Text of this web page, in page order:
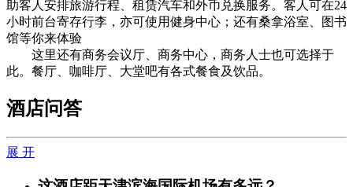
助客人安排旅游行程、租赁汽车和外币兑换服务。客人可在24
小时前台寄存行李，亦可使用健身中心；还有桑拿浴室、图书
馆等你来体验
这里还有商务会议厅、商务中心，商务人士也可选择于
此。餐厅、咖啡厅、大堂吧有各式餐食及饮品。
酒店问答
展 开